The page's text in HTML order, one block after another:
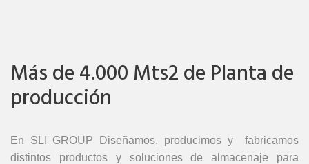
Más de 4.000 Mts2 de Planta de
producción
En SLI GROUP Diseñamos, producimos y fabricamos
distintos productos y soluciones de almacenaje para